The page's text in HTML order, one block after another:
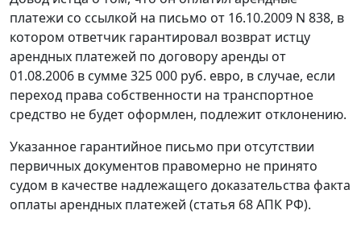
платежи со ссылкой на письмо от 16.10.2009 N 838, в
котором ответчик гарантировал возврат истцу
арендных платежей по договору аренды от
01.08.2006 в сумме 325 000 руб. евро, в случае, если
переход права собственности на транспортное
средство не будет оформлен, подлежит отклонению.
Указанное гарантийное письмо при отсутствии
первичных документов правомерно не принято
судом в качестве надлежащего доказательства факта
оплаты арендных платежей (статья 68АПК РФ).